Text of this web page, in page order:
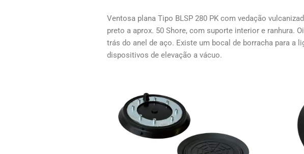
Ventosa plana Tipo BLSP 280 PK com vedação
preto a aprox. 50 Shore, com suporte interior e ranhura.
trás do anel de aço. Existe um bocal de borracha para a
dispositivos de elevação a vácuo.